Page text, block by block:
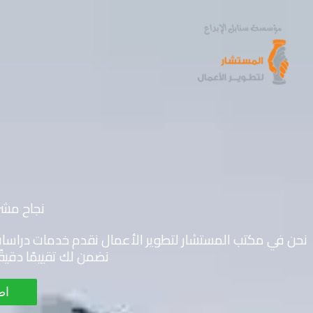
المحتوى
نجاح
نحن في مكتب المستشار لتطوير الأعمال نقدم خدمات
نضمن لك تقييمًا